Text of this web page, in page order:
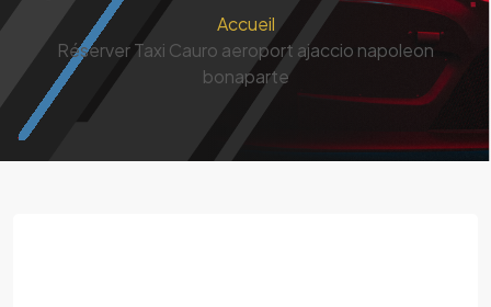
Accueil
Réserver Taxi Cauro aeroport ajaccio napoleon
bonaparte